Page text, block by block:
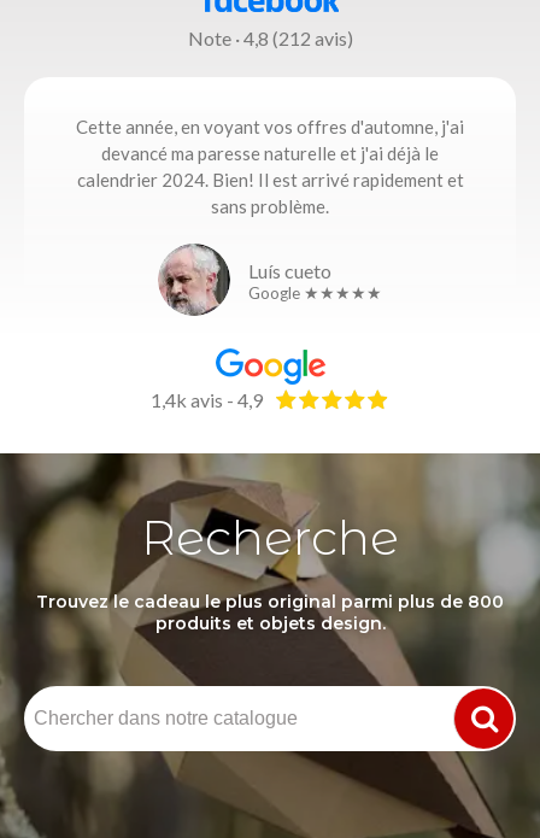
Note · 4,8 (212 avis)
Cette année, en voyant vos offres d'automne, j'ai
devancé ma paresse naturelle et j'ai déjà le
calendrier 2024. Bien! Il est arrivé rapidement et
sans problème.
Luís cueto
Google ★★★★★
1,4k avis - 4,9
Recherche
Trouvez le cadeau le plus original parmi plus de 800
produits et objets design.